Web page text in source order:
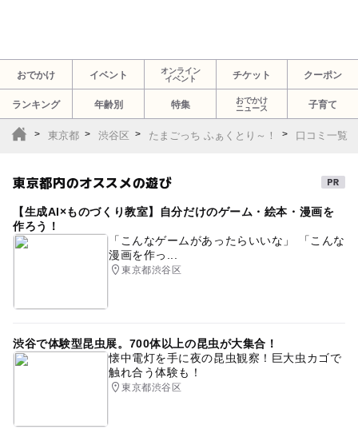
おでかけ イベント
オンライン
イベント
チケット クーポン
ランキング 年齢別 特集
おでかけ
ニュース
子育て
東京都 渋谷区 たまごっち ふぁくとり～！ 口コミ一覧
東京都内のオススメの遊び
【生成AI×ものづくり教室】自分だけのゲーム・絵本・漫画を
作ろう！
「こんなゲームがあったらいいな」 「こんな
漫画を作っ...
東京都渋谷区
渋谷で体験型昆虫展。700体以上の昆虫が大集合！
懐中電灯を手に夜の昆虫観察！巨大虫カゴで
触れ合う体験も！
東京都渋谷区